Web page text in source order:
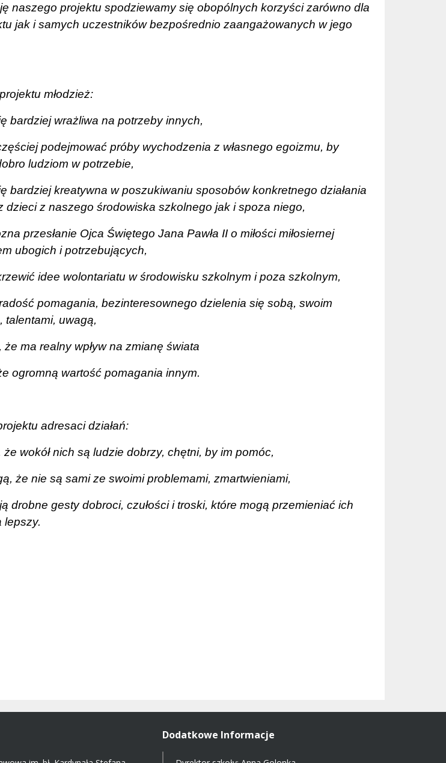
naszego projektu spodziewamy się obopólnych korzyści zarówno dla
jak i samych uczestników bezpośrednio zaangażowanych w jego
młodzież:
bardziej wrażliwa na potrzeby innych,
podejmować próby wychodzenia z własnego egoizmu, by
ludziom w potrzebie,
bardziej kreatywna w poszukiwaniu sposobów konkretnego działania
dzieci z naszego środowiska szkolnego jak i spoza niego,
przesłanie Ojca Świętego Jana Pawła II o miłości miłosiernej
ubogich i potrzebujących,
idee wolontariatu w środowisku szkolnym i poza szkolnym,
pomagania, bezinteresownego dzielenia się sobą, swoim
talentami, uwagą,
że ma realny wpływ na zmianę świata
ogromną wartość pomagania innym.
adresaci działań:
że wokół nich są ludzie dobrzy, chętni, by im pomóc,
że nie są sami ze swoimi problemami, zmartwieniami,
drobne gesty dobroci, czułości i troski, które mogą przemieniać ich
lepszy.
Dodatkowe Informacje